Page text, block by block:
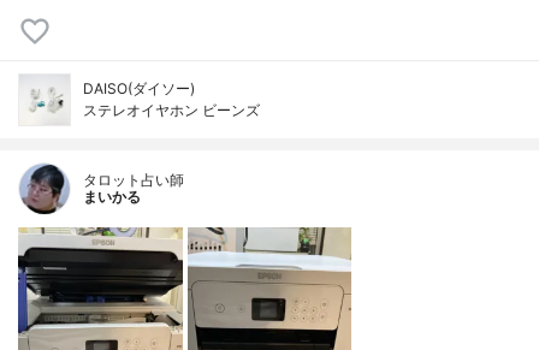
DAISO(ダイソー)
ステレオイヤホン ビーンズ
タロット占い師
まいかる